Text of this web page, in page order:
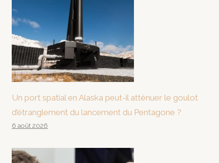
Un port spatial en Alaska peut-il atténuer le goulot
d’étranglement du lancement du Pentagone ?
6 août 2026